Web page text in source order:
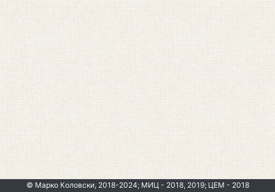
© Марко Коловски, 2018-2024; МИЦ - 2018, 2019; ЦЕМ - 2018